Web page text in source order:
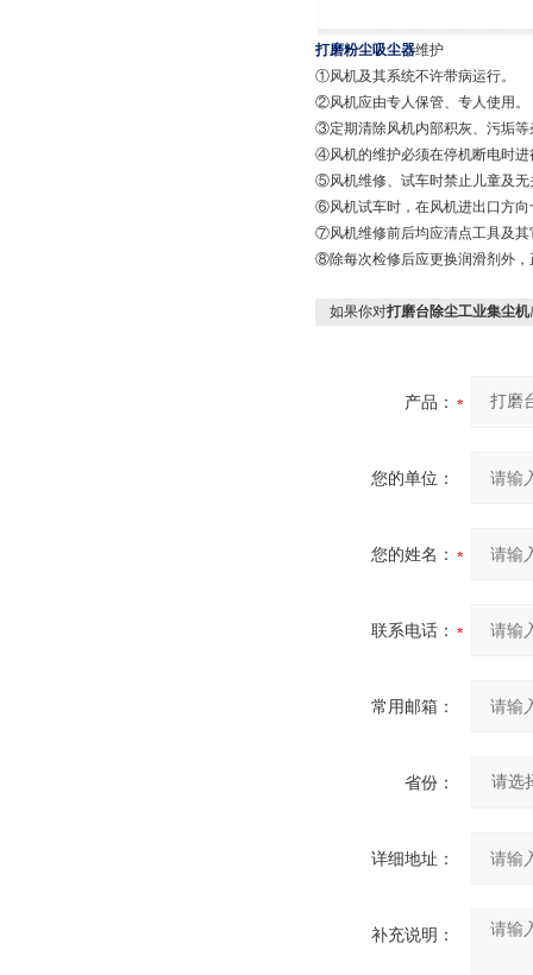
打磨粉尘吸尘器维护
①风机及其系统不许带病运行。
②风机应由专人保管、专人使用。
③定期清除风机内部积灰、污垢等
④风机的维护必须在停机断电时
⑤风机维修、试车时禁止儿童及
⑥风机试车时，在风机进出口方向
⑦风机维修前后均应清点工具及
⑧除每次检修后应更换润滑剂外
如果你对打磨台除尘工业集尘机
产品：
您的单位：
您的姓名：
联系电话：
常用邮箱：
省份：
详细地址：
补充说明：